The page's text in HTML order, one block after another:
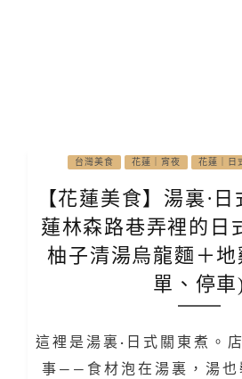
台灣美食 花蓮｜宵夜 花蓮｜日
【花蓮美食】湯裏·
蓮林森路巷弄裡的日
柚子清湯烏龍麵＋
單、停車
這裡是湯裏·日式關東煮。
事——食材泡在湯裏，湯也